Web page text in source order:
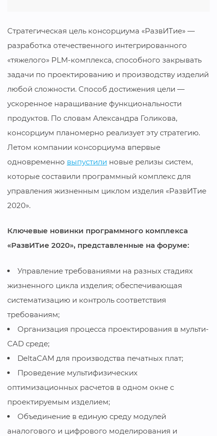
Стратегическая цель консорциума «РазвИТие» —
разработка отечественного интегрированного
«тяжелого» PLM-комплекса, способного закрывать
задачи по проектированию и производству изделий
любой сложности. Способ достижения цели —
ускоренное наращивание функциональности
продуктов. По словам Александра Голикова,
консорциум планомерно реализует эту стратегию.
Летом компании консорциума впервые
одновременно выпустили новые релизы систем,
которые составили программный комплекс для
управления жизненным циклом изделия «РазвИТие
2020».
Ключевые новинки программного комплекса
«РазвИТие 2020», представленные на форуме:
Управление требованиями на разных стадиях
жизненного цикла изделия; обеспечивающая
систематизацию и контроль соответствия
требованиям;
Организация процесса проектирования в мульти-
CAD среде;
DeltaCAM для производства печатных плат;
Проведение мультифизических
оптимизационных расчетов в одном окне с
проектируемым изделием;
Объединение в единую среду модулей
аналогового и цифрового моделирования и